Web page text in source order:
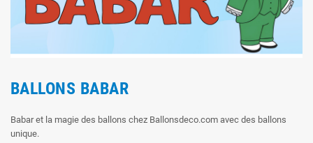
BALLONS BABAR
Babar et la magie des ballons chez Ballonsdeco.com avec des ballons
unique.